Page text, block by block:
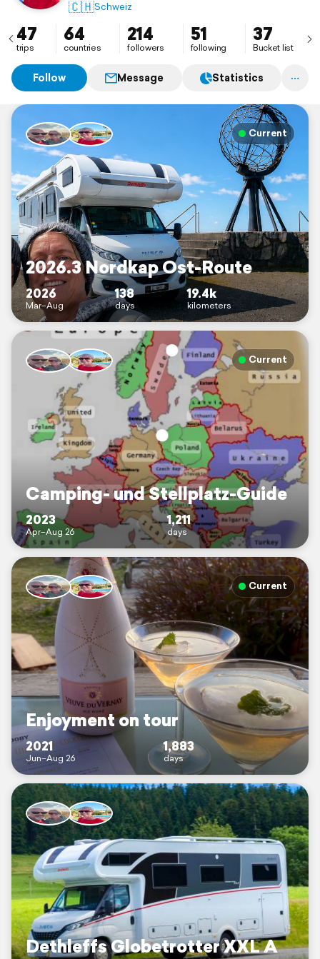
neugierig.
🇨🇭Schweiz
47
trips
64
countries
214
followers
51
following
37
Bucket list
Follow Message Statistics
Current
2026.3 Nordkap Ost-Route
2026
Mar–Aug
138
days
19.4k
kilometers
Current
Camping- und Stellplatz-Guide
2023
Apr–Aug 26
1,211
days
Current
Enjoyment on tour
2021
Jun–Aug 26
1,883
days
Dethleffs Globetrotter XXL A